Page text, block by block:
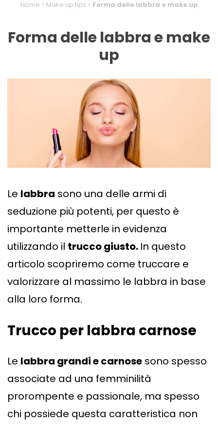
Home > Make up tips > Forma delle labbra e make up
Forma delle labbra e make
up
Le labbra sono una delle armi di
seduzione più potenti, per questo è
importante metterle in evidenza
utilizzando il trucco giusto. In questo
articolo scopriremo come truccare e
valorizzare al massimo le labbra in base
alla loro forma.
Trucco per labbra carnose
Le labbra grandi e carnose sono spesso
associate ad una femminilità
prorompente e passionale, ma spesso
chi possiede questa caratteristica non